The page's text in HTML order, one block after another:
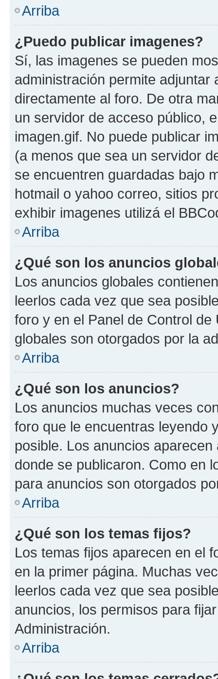
Arriba
¿Puedo publicar imagenes?
Sí, las imagenes se pueden
administración permite
directamente al foro. De otra
un servidor de acceso público,
imagen.gif. No puede publicar
(a menos que sea un servidor
se encuentren guardadas bajo
hotmail o yahoo correo, sitios
exhibir imagenes utilizá el
Arriba
¿Qué son los anuncios
Los anuncios globales
leerlos cada vez que sea
foro y en el Panel de Control
globales son otorgados por la
Arriba
¿Qué son los anuncios?
Los anuncios muchas veces
foro que le encuentras leyendo
posible. Los anuncios
donde se publicaron. Como en
para anuncios son otorgados
Arriba
¿Qué son los temas fijos?
Los temas fijos aparecen en el
en la primer página. Muchas
leerlos cada vez que sea
anuncios, los permisos para
Administración.
Arriba